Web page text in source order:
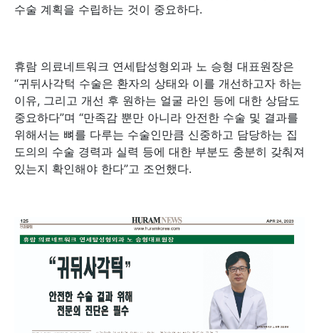
수술 계획을 수립하는 것이 중요하다.
휴람 의료네트워크 연세탑성형외과 노 승형 대표원장은
“귀뒤사각턱 수술은 환자의 상태와 이를 개선하고자 하는
이유, 그리고 개선 후 원하는 얼굴 라인 등에 대한 상담도
중요하다”며 “만족감 뿐만 아니라 안전한 수술 및 결과를
위해서는 뼈를 다루는 수술인만큼 신중하고 담당하는 집
도의의 수술 경력과 실력 등에 대한 부분도 충분히 갖춰져
있는지 확인해야 한다”고 조언했다.